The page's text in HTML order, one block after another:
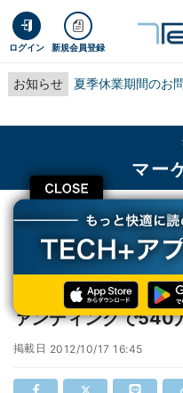
ログイン 新規会員登録
お知らせ 夏季休業期間のお
マー
TECH+ 企業IT
マーケティン
iPhoneの写真をポラロイド現像 -
iPhoneの写真をポ
ァンディングで540
掲載日 2012/10/17 16:45